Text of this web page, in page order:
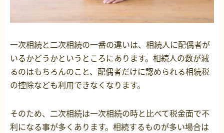
一次相続と二次相続の一番の違いは、相続人に配偶者が
いるかどうかというところにあります。相続人の数が減
るのはもちろんのこと、配偶者だけに認められる相続税
の控除なども利用できなくなります。
そのため、二次相続は一次相続の時と比べて税金面で不
利になる事が多くあります。相続するものが多い場合は